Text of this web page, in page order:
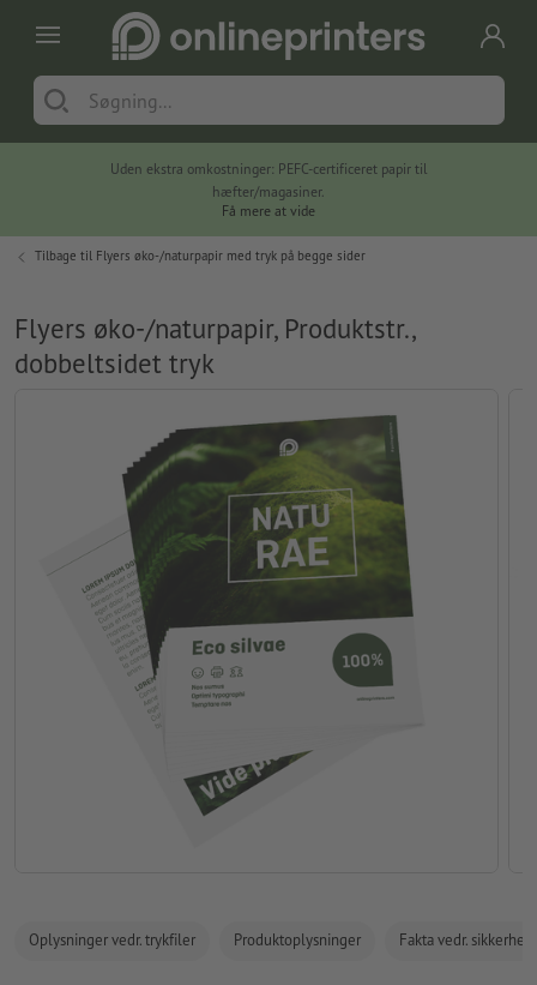
Uden ekstra omkostninger: PEFC-certificeret papir til
hæfter/magasiner.
Få mere at vide
Tilbage til Flyers øko-/naturpapir med tryk på begge sider
Flyers øko-/naturpapir, Produktstr.,
dobbeltsidet tryk
Oplysninger vedr. trykfiler Produktoplysninger Fakta vedr.